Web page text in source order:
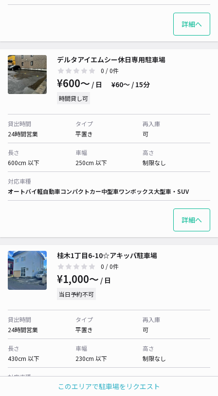
このエリアで駐車場をリクエスト
詳細へ
デルタアイエムシー休日専用駐車場
0 / 0件
¥600〜 / 日 ¥60〜 / 15分
時間貸し可
貸出時間
24時間営業
タイプ
平置き
再入庫
可
長さ
600cm 以下
車幅
250cm 以下
高さ
制限なし
対応車種
オートバイ軽自動車コンパクトカー中型車ワンボックス大型車・SUV
詳細へ
桂木1丁目6-10☆アキッパ駐車場
0 / 0件
¥1,000〜 / 日
当日予約不可
貸出時間
24時間営業
タイプ
平置き
再入庫
可
長さ
430cm 以下
車幅
230cm 以下
高さ
制限なし
対応車種
軽自動車コンパクトカー中型車ワンボックス 大型車・SUV